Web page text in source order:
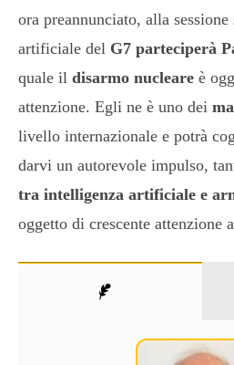
ora preannunciato, alla
artificiale del G7 parteciperà
quale il disarmo nucleare è
attenzione. Egli ne è uno dei
livello internazionale e potrà
darvi un autorevole impulso,
tra intelligenza artificiale e
oggetto di crescente attenzione